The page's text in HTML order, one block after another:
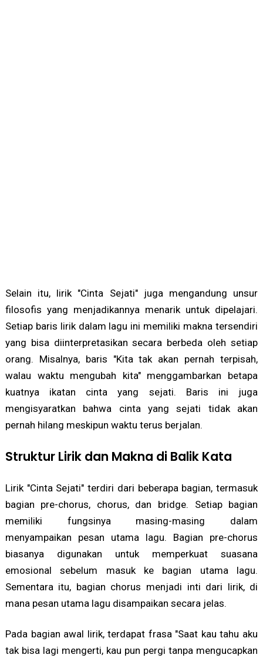
Selain itu, lirik "Cinta Sejati" juga mengandung unsur
filosofis yang menjadikannya menarik untuk dipelajari.
Setiap baris lirik dalam lagu ini memiliki makna tersendiri
yang bisa diinterpretasikan secara berbeda oleh setiap
orang. Misalnya, baris "Kita tak akan pernah terpisah,
walau waktu mengubah kita" menggambarkan betapa
kuatnya ikatan cinta yang sejati. Baris ini juga
mengisyaratkan bahwa cinta yang sejati tidak akan
pernah hilang meskipun waktu terus berjalan.
Struktur Lirik dan Makna di Balik Kata
Lirik "Cinta Sejati" terdiri dari beberapa bagian, termasuk
bagian pre-chorus, chorus, dan bridge. Setiap bagian
memiliki fungsinya masing-masing dalam
menyampaikan pesan utama lagu. Bagian pre-chorus
biasanya digunakan untuk memperkuat suasana
emosional sebelum masuk ke bagian utama lagu.
Sementara itu, bagian chorus menjadi inti dari lirik, di
mana pesan utama lagu disampaikan secara jelas.
Pada bagian awal lirik, terdapat frasa "Saat kau tahu aku
tak bisa lagi mengerti, kau pun pergi tanpa mengucapkan